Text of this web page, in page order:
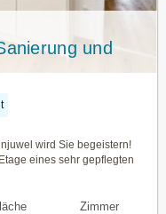
und
wird Sie begeistern!
eines sehr gepflegten
Zimmer